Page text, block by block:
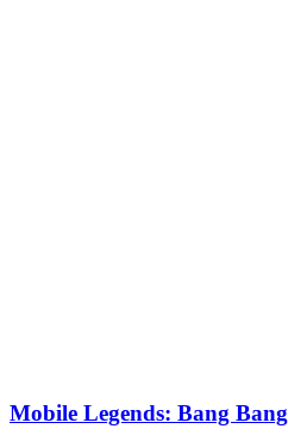
Mobile Legends: Bang Bang